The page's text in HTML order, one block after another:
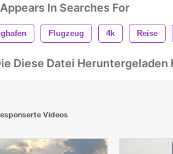
In Searches For
Flugzeug 4k Reise
Diese Datei
Videos